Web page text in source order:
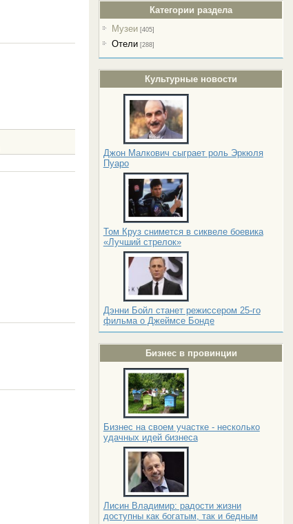
Категории раздела
Музеи [405]
Отели [288]
Культурные новости
Джон Малкович сыграет роль Эркюля
Пуаро
Том Круз снимется в сиквеле боевика
«Лучший стрелок»
Дэнни Бойл станет режиссером 25-го
фильма о Джеймсе Бонде
Бизнес в провинции
Бизнес на своем участке - несколько
удачных идей бизнеса
Лисин Владимир: радости жизни
доступны как богатым, так и бедным